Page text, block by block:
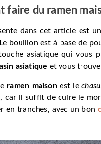
faire du ramen
dans cet article est
bouillon est à base de
asiatique qui vous
asiatique et vous
ramen maisonest lechasu
car il suffit de cuire le
en tranches, avec un bon